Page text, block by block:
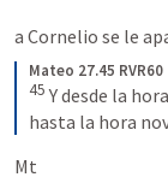
a Cornelio se le
Mateo 27.45 RVR60
45 Y desde la
hasta la hora
Mt